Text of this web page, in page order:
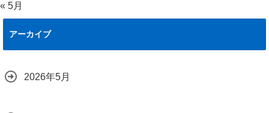
« 5月
アーカイブ
2026年5月